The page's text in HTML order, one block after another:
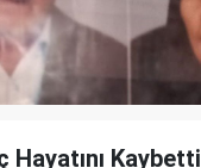
Hayatını Kaybetti